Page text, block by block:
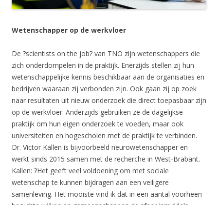
Wetenschapper op de werkvloer
De ?scientists on the job? van TNO zijn wetenschappers die
zich onderdompelen in de praktijk. Enerzijds stellen zij hun
wetenschappelijke kennis beschikbaar aan de organisaties en
bedrijven waaraan zij verbonden zijn. Ook gaan zij op zoek
naar resultaten uit nieuw onderzoek die direct toepasbaar zijn
op de werkvloer. Anderzijds gebruiken ze de dagelijkse
praktijk om hun eigen onderzoek te voeden, maar ook
universiteiten en hogescholen met de praktijk te verbinden.
Dr. Victor Kallen is bijvoorbeeld neurowetenschapper en
werkt sinds 2015 samen met de recherche in West-Brabant.
Kallen: ?Het geeft veel voldoening om met sociale
wetenschap te kunnen bijdragen aan een veiligere
samenleving. Het mooiste vind ik dat in een aantal voorheen